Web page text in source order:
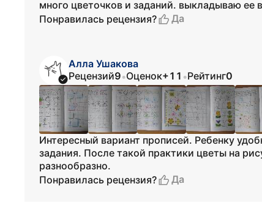
много цветочков и заданий. выкладываю ее
Понравилась рецензия?
Да
Алла Ушакова
Рецензий9•Оценок+11 •Рейтинг0
Интересный вариант прописей. Ребенку
задания. После такой практики цветы на
разнообразно.
Понравилась рецензия?
Да